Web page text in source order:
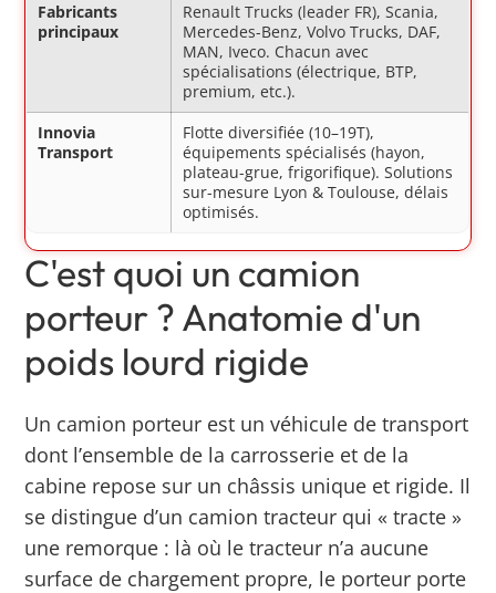
Fabricants
principaux
Renault Trucks (leader FR), Scania,
Mercedes-Benz, Volvo Trucks, DAF,
MAN, Iveco. Chacun avec
spécialisations (électrique, BTP,
premium, etc.).
Innovia
Transport
Flotte diversifiée (10–19T),
équipements spécialisés (hayon,
plateau-grue, frigorifique). Solutions
sur-mesure Lyon & Toulouse, délais
optimisés.
C'est quoi un camion
porteur ? Anatomie d'un
poids lourd rigide
Un camion porteur est un véhicule de transport
dont l’ensemble de la carrosserie et de la
cabine repose sur un châssis unique et rigide. Il
se distingue d’un camion tracteur qui « tracte »
une remorque : là où le tracteur n’a aucune
surface de chargement propre, le porteur porte